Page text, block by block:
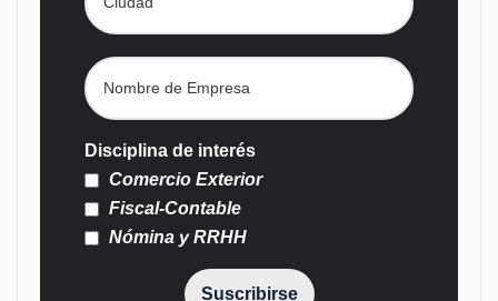
Disciplina de interés
Comercio Exterior
Fiscal-Contable
Nómina y RRHH
Suscribirse